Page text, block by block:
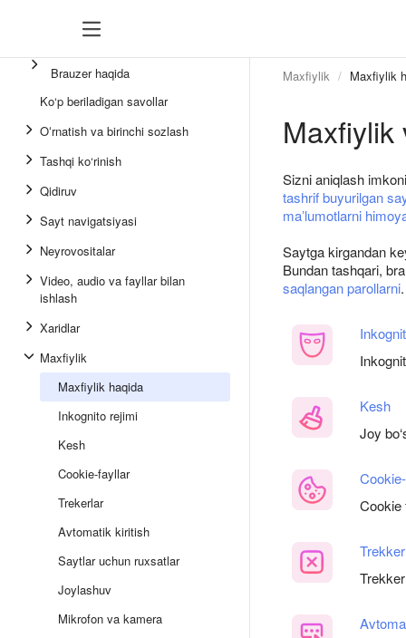
Brauzer haqida
Ko‘p beriladigan savollar
Oʻrnatish va birinchi sozlash
Tashqi ko‘rinish
Qidiruv
Sayt navigatsiyasi
Neyrovositalar
Video, audio va fayllar bilan
ishlash
Xaridlar
Maxfiylik
Maxfiylik haqida
Inkognito rejimi
Kesh
Cookie-fayllar
Trekerlar
Avtomatik kiritish
Saytlar uchun ruxsatlar
Joylashuv
Mikrofon va kamera
Maxfiylik Maxfiylik
Maxfiylik
Sizni aniqlash
tashrif buyurilgan
maʼlumotlarni
Saytga kirgandan
Bundan tashqari,
saqlangan parollarni.
Kesh
Joy
Cookie